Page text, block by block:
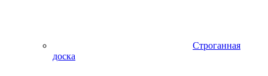
Строганная
доска